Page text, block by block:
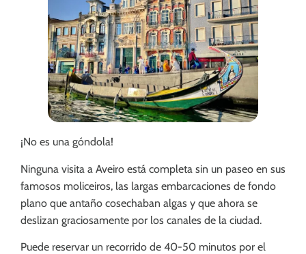
¡No es una góndola!
Ninguna visita a Aveiro está completa sin un paseo en sus
famosos moliceiros, las largas embarcaciones de fondo
plano que antaño cosechaban algas y que ahora se
deslizan graciosamente por los canales de la ciudad.
Puede reservar un recorrido de 40-50 minutos por el